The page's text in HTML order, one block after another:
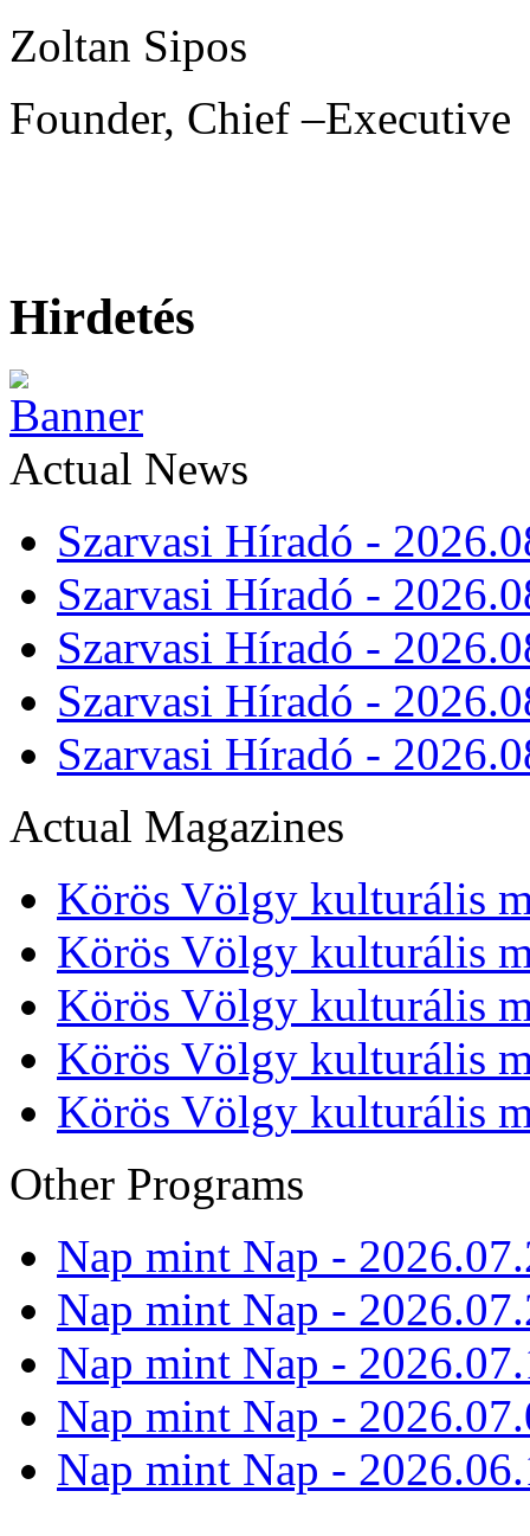
Zoltan Sipos
Founder, Chief –Executive
Hirdetés
Actual News
Szarvasi Híradó -
Szarvasi Híradó -
Szarvasi Híradó -
Szarvasi Híradó -
Szarvasi Híradó -
Actual Magazines
Körös Völgy kulturális
Körös Völgy kulturális
Körös Völgy kulturális
Körös Völgy kulturális
Körös Völgy kulturális
Other Programs
Nap mint Nap -
Nap mint Nap -
Nap mint Nap -
Nap mint Nap -
Nap mint Nap -